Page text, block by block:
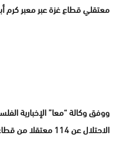
معتقلي قطاع غزة عبر معبر كرم
ووفق وكالة “معا” الإخبارية
الاحتلال عن 114 معتقلا من قطاع غزة بينهم أربع أسيرات”.